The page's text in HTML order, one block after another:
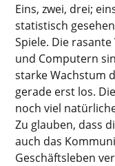
Eins, zwei, drei;
statistisch
Spiele. Die
und Computern
starke Wachstum
gerade erst los.
noch viel
Zu glauben, dass
auch das
Geschäftsleben